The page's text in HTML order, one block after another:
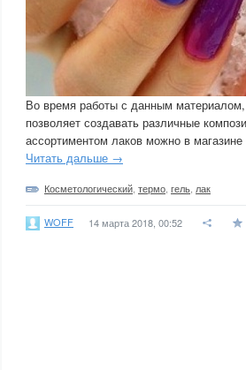
Во время работы с данным
позволяет создавать различные
ассортиментом лаков можно в магазине
Читать дальше →
Косметологический термо гель лак
WOFF 14 марта 2018, 00:52